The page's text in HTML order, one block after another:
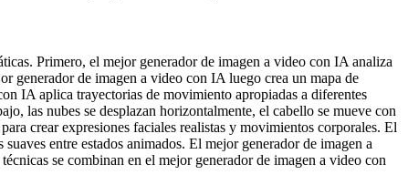
Primero, el mejor generador de imagen a video con IA analiza
generador de imagen a video con IA luego crea un mapa de
IA aplica trayectorias de movimiento apropiadas a diferentes
las nubes se desplazan horizontalmente, el cabello se mueve con
crear expresiones faciales realistas y movimientos corporales. El
entre estados animados. El mejor generador de imagen a
se combinan en el mejor generador de imagen a video con